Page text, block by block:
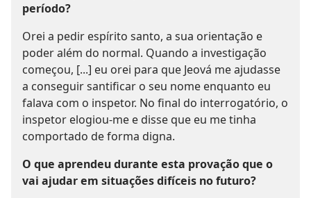
período?
Orei a pedir espírito santo, a sua orientação e
poder além do normal. Quando a investigação
começou, [...] eu orei para que Jeová me ajudasse
a conseguir santificar o seu nome enquanto eu
falava com o inspetor. No final do interrogatório, o
inspetor elogiou-me e disse que eu me tinha
comportado de forma digna.
O que aprendeu durante esta provação que o
vai ajudar em situações difíceis no futuro?